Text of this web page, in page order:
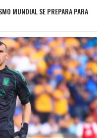
MUNDIAL SE PREPARA PARA